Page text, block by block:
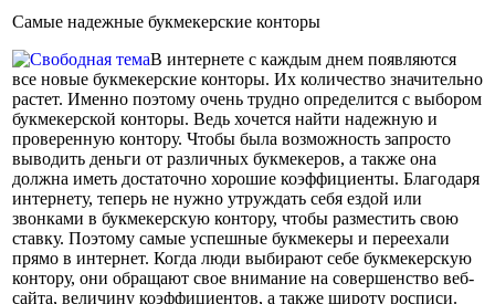
Самые надежные букмекерские конторы
В интернете с каждым днем появляются
все новые букмекерские конторы. Их количество значительно
растет. Именно поэтому очень трудно определится с выбором
букмекерской конторы. Ведь хочется найти надежную и
проверенную контору. Чтобы была возможность запросто
выводить деньги от различных букмекеров, а также она
должна иметь достаточно хорошие коэффициенты. Благодаря
интернету, теперь не нужно утруждать себя ездой или
звонками в букмекерскую контору, чтобы разместить свою
ставку. Поэтому самые успешные букмекеры и переехали
прямо в интернет. Когда люди выбирают себе букмекерскую
контору, они обращают свое внимание на совершенство веб-
сайта, величину коэффициентов, а также широту росписи.